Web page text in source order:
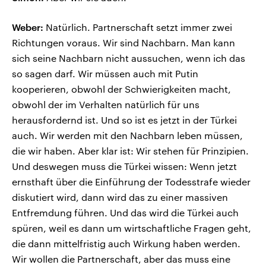
Weber: Natürlich. Partnerschaft setzt immer zwei
Richtungen voraus. Wir sind Nachbarn. Man kann
sich seine Nachbarn nicht aussuchen, wenn ich das
so sagen darf. Wir müssen auch mit Putin
kooperieren, obwohl der Schwierigkeiten macht,
obwohl der im Verhalten natürlich für uns
herausfordernd ist. Und so ist es jetzt in der Türkei
auch. Wir werden mit den Nachbarn leben müssen,
die wir haben. Aber klar ist: Wir stehen für Prinzipien.
Und deswegen muss die Türkei wissen: Wenn jetzt
ernsthaft über die Einführung der Todesstrafe wieder
diskutiert wird, dann wird das zu einer massiven
Entfremdung führen. Und das wird die Türkei auch
spüren, weil es dann um wirtschaftliche Fragen geht,
die dann mittelfristig auch Wirkung haben werden.
Wir wollen die Partnerschaft, aber das muss eine